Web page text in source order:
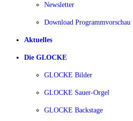
Newsletter
Download Programmvorschau
Aktuelles
Die GLOCKE
GLOCKE Bilder
GLOCKE Sauer-Orgel
GLOCKE Backstage